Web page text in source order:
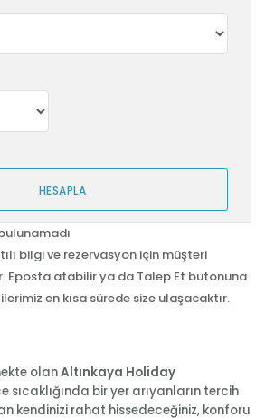
HESAPLA
bilgi ve rezervasyon için müşteri
Eposta atabilir ya da Talep Et butonuna
en kısa sürede size ulaşacaktır.
olanAltınkaya Holiday
sıcaklığında bir yer arıyanların tercih
kendinizi rahat hissedeceğiniz, konforu